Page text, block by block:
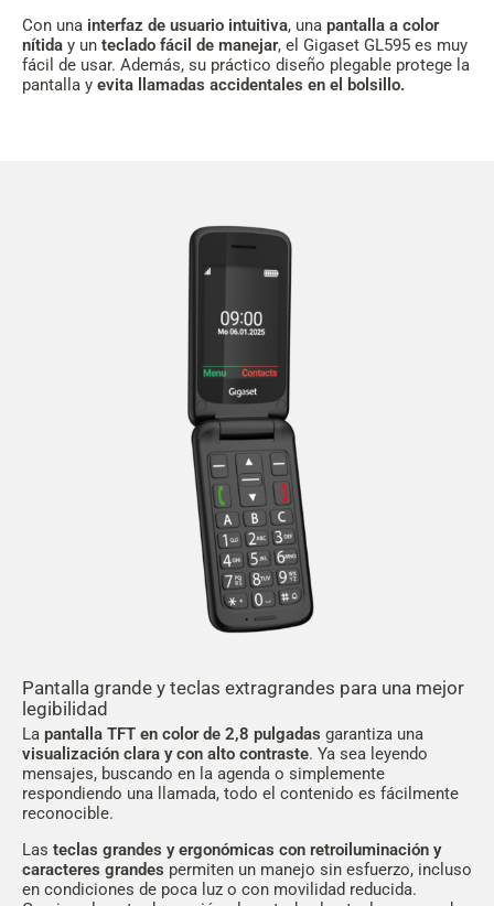
Con una interfaz de usuario intuitiva, una pantalla a color
nítida y un teclado fácil de manejar, el Gigaset GL595 es muy
fácil de usar. Además, su práctico diseño plegable protege la
pantalla y evita llamadas accidentales en el bolsillo.
Pantalla grande y teclas extragrandes para una mejor
legibilidad
La pantalla TFT en color de 2,8 pulgadas garantiza una
visualización clara y con alto contraste. Ya sea leyendo
mensajes, buscando en la agenda o simplemente
respondiendo una llamada, todo el contenido es fácilmente
reconocible.
Las teclas grandes y ergonómicas con retroiluminación y
caracteres grandes permiten un manejo sin esfuerzo, incluso
en condiciones de poca luz o con movilidad reducida.